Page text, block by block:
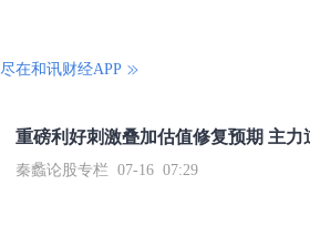
在和讯财经APP
秦蠡论股专栏 07-16 07:29